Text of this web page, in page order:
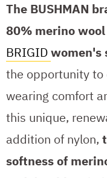
The BUSHMAN
80% merino
BRIGIDwomen's
the opportunity to
wearing comfort
this unique,
addition of nylon,
softness of